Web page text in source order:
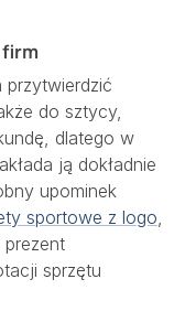
firm
do sztycy,
dlatego w
ją dokładnie
upominek
sportowe z logo
sprzętu